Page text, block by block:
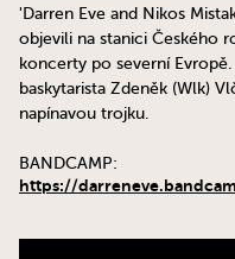
'Darren Eve and Nikos
objevili na stanici Českého
koncerty po severní
baskytarista Zdeněk (Wlk)
napínavou trojku.
BANDCAMP:
https://